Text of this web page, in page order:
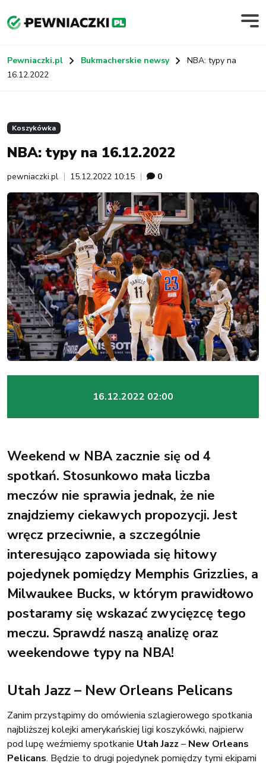
Pewniaczki.pl Bukmacherskie newsy
NBA: typy na
16.12.2022
Koszykówka
NBA: typy na 16.12.2022
pewniaczki.pl 15.12.2022 10:15 0
16.12.2022 02:00
Weekend w NBA zacznie się od 4
spotkań. Stosunkowo mała liczba
meczów nie sprawia jednak, że nie
znajdziemy ciekawych propozycji. Jest
wręcz przeciwnie, a szczególnie
interesująco zapowiada się hitowy
pojedynek pomiędzy Memphis Grizzlies, a
Milwaukee Bucks, w którym prawidłowo
postaramy się wskazać zwycięzcę tego
meczu. Sprawdź naszą analizę oraz
weekendowe typy na NBA!
Utah Jazz – New Orleans Pelicans
Zanim przystąpimy do omówienia szlagierowego spotkania
najbliższej kolejki amerykańskiej ligi koszykówki, najpierw
pod lupę weźmiemy spotkanie Utah Jazz – New Orleans
Pelicans. Będzie to drugi pojedynek pomiędzy tymi ekipami